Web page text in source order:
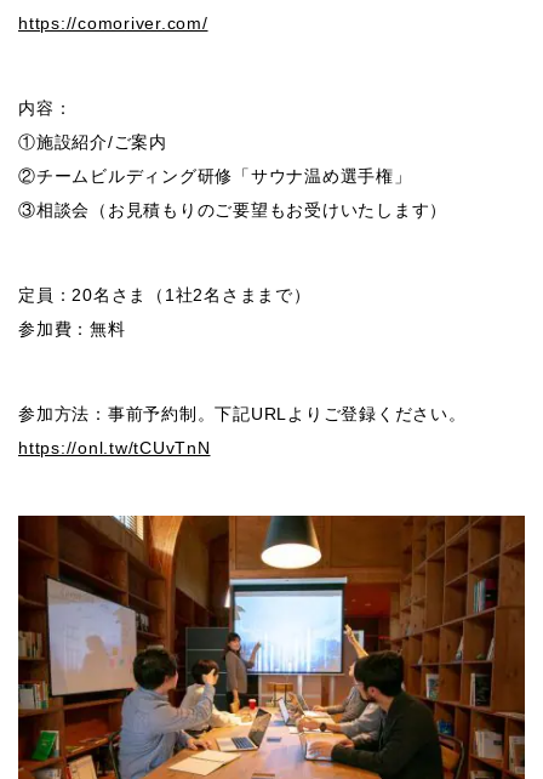
https://comoriver.com/
内容：
①施設紹介/ご案内
②チームビルディング研修「サウナ温め選手権」
③相談会（お見積もりのご要望もお受けいたします）
定員：20名さま（1社2名さままで）
参加費：無料
参加方法：事前予約制。下記URLよりご登録ください。
https://onl.tw/tCUvTnN